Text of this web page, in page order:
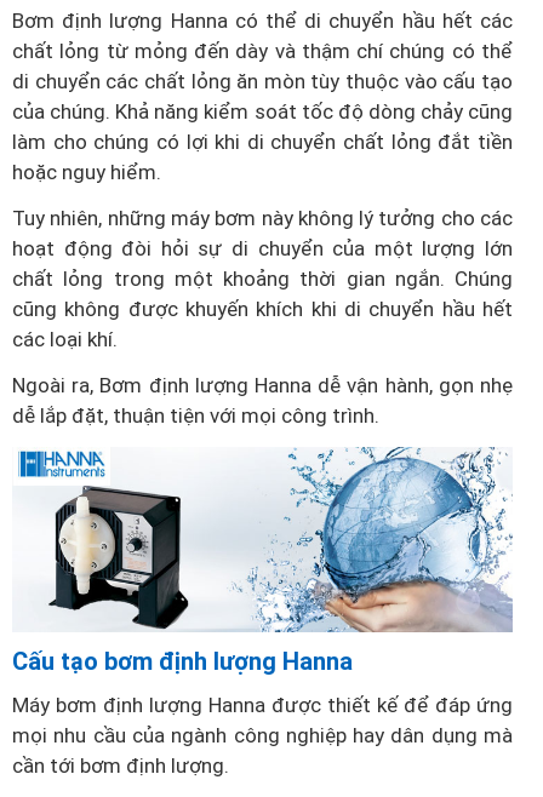
Bơm định lượng Hanna có thể di chuyển hầu hết các
chất lỏng từ mỏng đến dày và thậm chí chúng có thể
di chuyển các chất lỏng ăn mòn tùy thuộc vào cấu tạo
của chúng. Khả năng kiểm soát tốc độ dòng chảy cũng
làm cho chúng có lợi khi di chuyển chất lỏng đắt tiền
hoặc nguy hiểm.
Tuy nhiên, những máy bơm này không lý tưởng cho các
hoạt động đòi hỏi sự di chuyển của một lượng lớn
chất lỏng trong một khoảng thời gian ngắn. Chúng
cũng không được khuyến khích khi di chuyển hầu hết
các loại khí.
Ngoài ra, Bơm định lượng Hanna dễ vận hành, gọn nhẹ
dễ lắp đặt, thuận tiện với mọi công trình.
Cấu tạo bơm định lượng Hanna
Máy bơm định lượng Hanna được thiết kế để đáp ứng
mọi nhu cầu của ngành công nghiệp hay dân dụng mà
cần tới bơm định lượng.